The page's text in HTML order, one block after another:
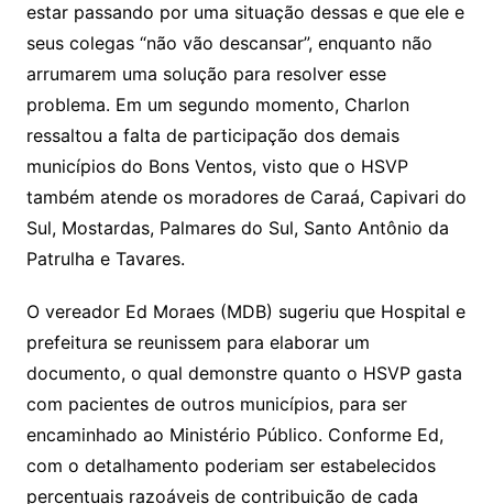
estar passando por uma situação dessas e que ele e
seus colegas “não vão descansar”, enquanto não
arrumarem uma solução para resolver esse
problema. Em um segundo momento, Charlon
ressaltou a falta de participação dos demais
municípios do Bons Ventos, visto que o HSVP
também atende os moradores de Caraá, Capivari do
Sul, Mostardas, Palmares do Sul, Santo Antônio da
Patrulha e Tavares.
O vereador Ed Moraes (MDB) sugeriu que Hospital e
prefeitura se reunissem para elaborar um
documento, o qual demonstre quanto o HSVP gasta
com pacientes de outros municípios, para ser
encaminhado ao Ministério Público. Conforme Ed,
com o detalhamento poderiam ser estabelecidos
percentuais razoáveis de contribuição de cada